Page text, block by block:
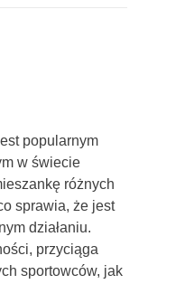
popularnym
w świecie
różnych
sprawia, że jest
działaniu.
przyciąga
sportowców, jak